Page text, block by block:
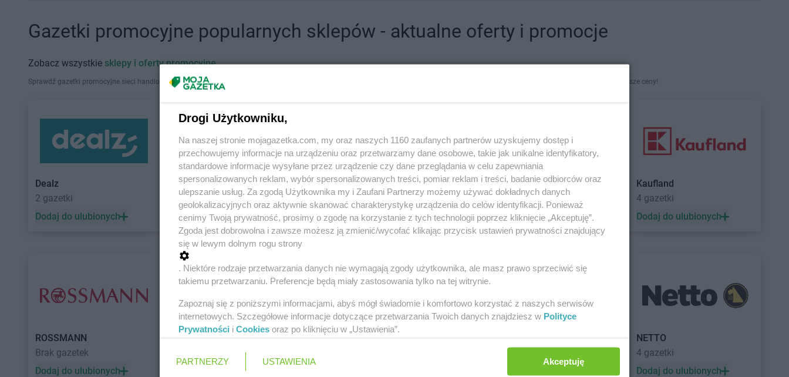
Gazetki promocyjne popularnych sklepów - aktualne oferty i promocje
Zobacz wszystkie sklepy i oferty promocyjne
Sprawdź gazetki promocyjne sieci handlowych, które działają w Polsce. Znajdziesz tutaj sklepy należące do lokalnych sieci oraz duże, znane super- i hipermarkety. Najlepsze promocje i najniższe ceny!
Dealz
2 gazetki
Dodaj do ulubionych
POLOmarket
10 gazetek
Dodaj do ulubionych
PEPCO
Brak gazetek
Dodaj do ulubionych
dino
1 gazetka
Dodaj do ulubionych
Kaufland
4 gazetki
Dodaj do ulubionych
ROSSMANN
Brak gazetek
Dodaj do ulubionych
Auchan
Dodaj do ulubionych
9 gazetek
NETTO
4 gazetki
Dodaj do ulubionych
Drogi Użytkowniku,
Na naszej stronie mojagazetka.com, my oraz naszych 1160 zaufanych partnerów uzyskujemy dostęp i
przechowujemy informacje na urządzeniu oraz przetwarzamy dane osobowe, takie jak unikalne identyfikatory,
standardowe informacje wysyłane przez urządzenie czy dane przeglądania w celu zapewniania
spersonalizowanych reklam, wybór spersonalizowanych treści, pomiar reklam i treści, badanie odbiorców oraz
ulepszanie usług. Za zgodą Użytkownika my i Zaufani Partnerzy możemy używać dokładnych danych
geolokalizacyjnych oraz aktywnie skanować charakterystykę urządzenia do celów identyfikacji. Ponieważ
cenimy Twoją prywatność, prosimy o zgodę na korzystanie z tych technologii poprzez kliknięcie „Akceptuję”.
Zgoda jest dobrowolna i zawsze możesz ją zmienić/wycofać klikając przycisk ustawień prywatności znajdujący
się w lewym dolnym rogu strony
. Niektóre rodzaje przetwarzania danych nie wymagają zgody użytkownika, ale masz prawo sprzeciwić się
takiemu przetwarzaniu. Preferencje będą miały zastosowania tylko na tej witrynie.
Zapoznaj się z poniższymi informacjami, abyś mógł świadomie i komfortowo korzystać z naszych serwisów
internetowych. Szczegółowe informacje dotyczące przetwarzania Twoich danych znajdziesz w Polityce
Prywatności i Cookies oraz po kliknięciu w „Ustawienia”.
PARTNERZY USTAWIENIA Akceptuję